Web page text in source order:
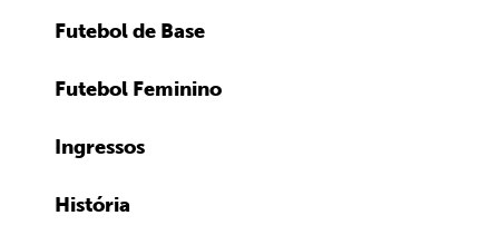
Futebol de Base
Futebol Feminino
Ingressos
História